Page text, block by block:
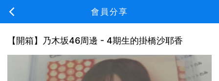
會員分享
【開箱】乃木坂46周邊 - 4期生的掛橋沙耶香